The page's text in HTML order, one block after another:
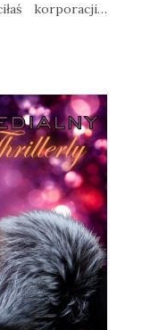
korporacji…